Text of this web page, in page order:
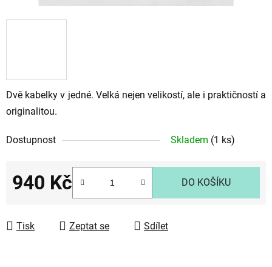
Dvě kabelky v jedné. Velká nejen velikostí, ale i praktičností a
originalitou.
Dostupnost Skladem (1 ks)
940 Kč DO KOŠÍKU
Tisk Zeptat se Sdílet